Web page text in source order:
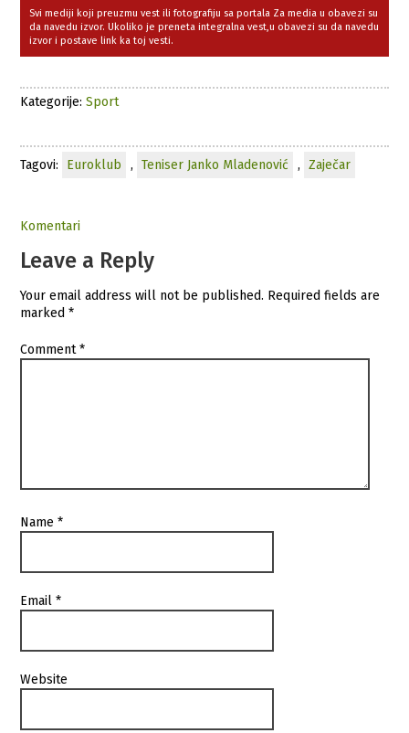
Svi mediji koji preuzmu vest ili fotografiju sa portala Za media u obavezi su
da navedu izvor. Ukoliko je preneta integralna vest,u obavezi su da navedu
izvor i postave link ka toj vesti.
Kategorije:Sport
Tagovi: Euroklub , Teniser Janko Mladenović , Zaječar
Komentari
Leave a Reply
Your email address will not be published. Required fields are
marked*
Comment*
Name*
Email*
Website